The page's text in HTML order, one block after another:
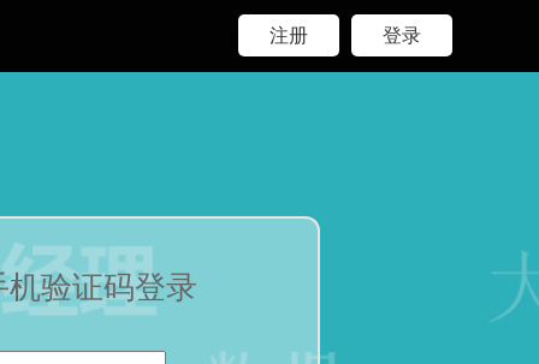
登录
注册
机验证码登录